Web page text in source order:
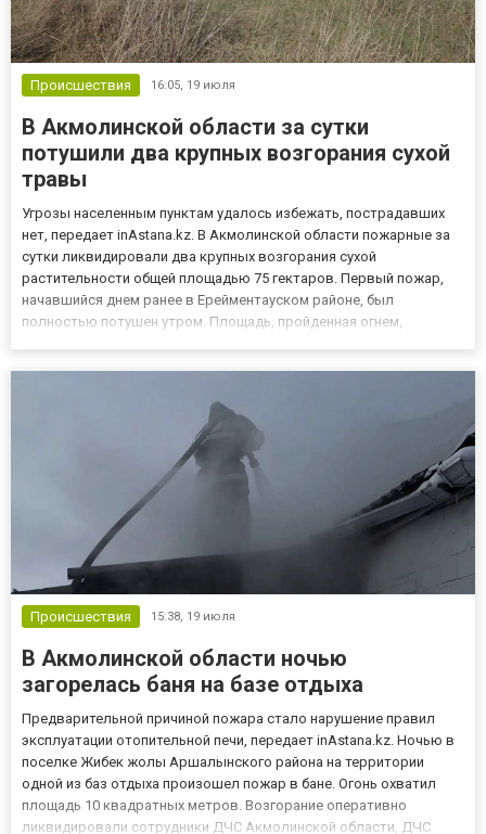
Происшествия 16:05, 19 июля
В Акмолинской области за сутки
потушили два крупных возгорания сухой
травы
Угрозы населенным пунктам удалось избежать, пострадавших
нет, передает inAstana.kz. В Акмолинской области пожарные за
сутки ликвидировали два крупных возгорания сухой
растительности общей площадью 75 гектаров. Первый пожар,
начавшийся днем ранее в Ерейментауском районе, был
полностью потушен утром. Площадь, пройденная огнем,
Происшествия 15:38, 19 июля
В Акмолинской области ночью
загорелась баня на базе отдыха
Предварительной причиной пожара стало нарушение правил
эксплуатации отопительной печи, передает inAstana.kz. Ночью в
поселке Жибек жолы Аршалынского района на территории
одной из баз отдыха произошел пожар в бане. Огонь охватил
площадь 10 квадратных метров. Возгорание оперативно
ликвидировали сотрудники ДЧС Акмолинской области, ДЧС